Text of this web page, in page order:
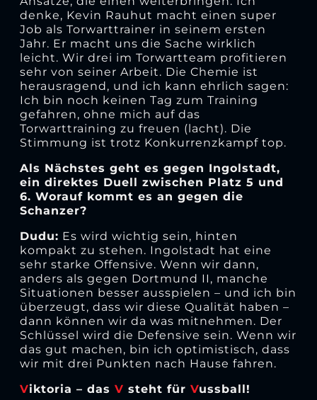
denke, Kevin Rauhut macht einen super
Job als Torwarttrainer in seinem ersten
Jahr. Er macht uns die Sache wirklich
leicht. Wir drei im Torwartteam profitieren
sehr von seiner Arbeit. Die Chemie ist
herausragend, und ich kann ehrlich sagen:
Ich bin noch keinen Tag zum Training
gefahren, ohne mich auf das
Torwarttraining zu freuen (lacht). Die
Stimmung ist trotz Konkurrenzkampf top.
Als Nächstes geht es gegen Ingolstadt,
ein direktes Duell zwischen Platz 5 und
6. Worauf kommt es an gegen die
Schanzer?
Dudu: Es wird wichtig sein, hinten
kompakt zu stehen. Ingolstadt hat eine
sehr starke Offensive. Wenn wir dann,
anders als gegen Dortmund II, manche
Situationen besser ausspielen – und ich bin
überzeugt, dass wir diese Qualität haben –
dann können wir da was mitnehmen. Der
Schlüssel wird die Defensive sein. Wenn wir
das gut machen, bin ich optimistisch, dass
wir mit drei Punkten nach Hause fahren.
Viktoria – das V steht für Vussball!